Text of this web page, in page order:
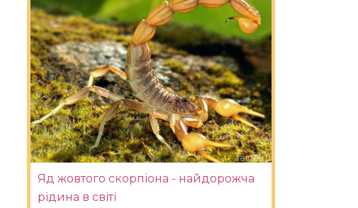
Яд жовтого скорпіона - найдорожча
рідина в світі